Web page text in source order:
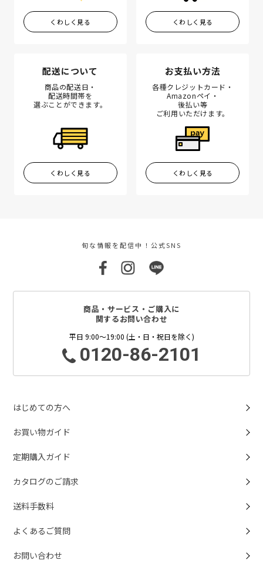
くわしく見る くわしく見る
配送について
商品の配送日・
配送時間帯を
選ぶことができます。
くわしく見る
お支払い方法
各種クレジットカード・
Amazonペイ・
後払い等
ご利用いただけます。
くわしく見る
旬な情報を配信中！公式SNS
商品・サービス・ご購入に
関するお問い合わせ
平日 9:00～19:00 (土・日・祝日を除く)
0120-86-2101
はじめての方へ
お買い物ガイド
定期購入ガイド
カタログのご請求
送料手数料
よくあるご質問
お問い合わせ